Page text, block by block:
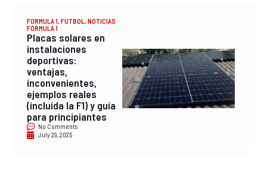
FORMULA 1, FUTBOL, NOTICIAS
FÓRMULA 1
Placas solares en
instalaciones
deportivas:
ventajas,
inconvenientes,
ejemplos reales
(incluida la F1) y guía
para principiantes
No Comments
July 29, 2025